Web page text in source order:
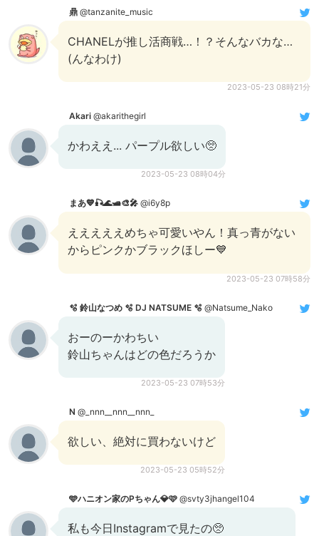
鼎 @tanzanite_music
CHANELが推し活商戦…！？そんなバカな…
(んなわけ)
2023-05-23 08時21分
Akari @akarithegirl
かわええ... パープル欲しい🥺
2023-05-23 08時04分
まあ💙🎣🌊🛥🎨🎤 @i6y8p
えええええめちゃ可愛いやん！真っ青がない
からピンクかブラックほしー💙
2023-05-23 07時58分
🫧 鈴山なつめ 🫧 DJ NATSUME 🫧 @Natsume_Nako
おーのーかわちい
鈴山ちゃんはどの色だろうか
2023-05-23 07時53分
N @_nnn__nnn__nnn_
欲しい、絶対に買わないけど
2023-05-23 05時52分
🩵ハニオン家のPちゃん💎🩷 @svty3jhangel104
私も今日Instagramで見たの🥺